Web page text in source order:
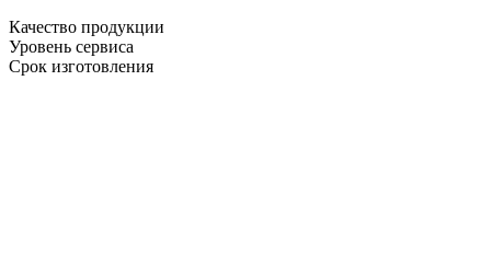
Качество продукции
Уровень сервиса
Срок изготовления